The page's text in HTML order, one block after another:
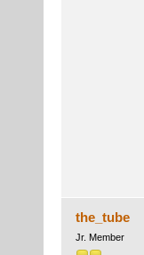
the_tube
Jr. Member